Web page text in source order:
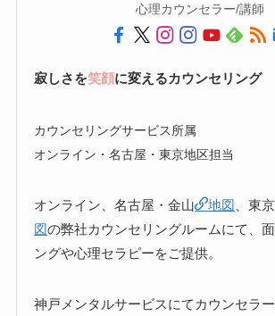
心理カウンセラー/講師
寂しさを笑顔に変えるカウンセリング
カウンセリングサービス所属
オンライン・名古屋・東京地区担当
オンライン、名古屋・金山 地図 、東
図の弊社カウンセリングルームにて、
ングや心理セラピーをご提供。
神戸メンタルサービスにてカウンセラ